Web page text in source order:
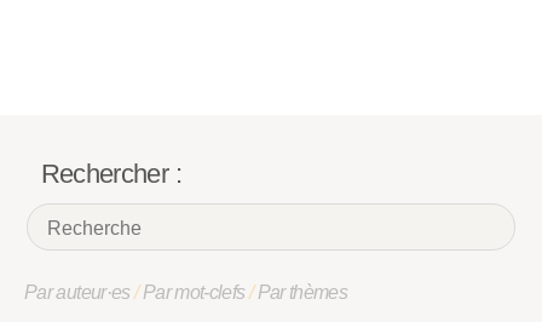
Rechercher :
Par auteur·es/Par mot-clefs/Par thèmes